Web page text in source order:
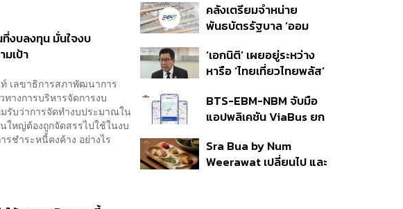
งบลงทุน มั่นใจงบ
เป้า
เลขาธิการสภาพัฒนาการ
างการบริหารจัดการงบ
รับว่าการจัดทำงบประมาณใน
หญ่ต้องถูกจัดสรรไปใช้ในงบ
รชำระหนี้คงค้าง อย่างไร
สิน’ สิริอายุ 103 ปี แกนนำ
เพื่อไทย-บุคคลหลาก
คลังเตรียมจำหน่าย
พันธบัตรรัฐบาล ‘ออม
ก.ย.นี้ อาจเพิ่มสัดส่วนการ
ขายแบบ Small Lot First
‘เอกนิติ’ เผยอยู่ระหว่าง
หารือ ‘ไทยเที่ยวไทยพลัส’
แสนล้าน มั่นใจงบต่อ ‘ไทย
ช่วยไทย พลัส’ เฟส 2 มี
BTS-EBM-NBM จับมือ
แอปพลิเคชัน ViaBus ยก
รถไฟฟ้า 3 สายแบบเรียล
ไทม์
Sra Bua by Num
Weerawat เปลี่ยนไป และ